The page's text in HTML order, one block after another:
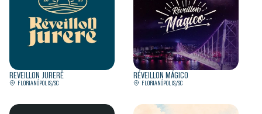
REVEILLON JURERÊ
FLORIANÓPOLIS/SC
RÉVEILLON MÁGICO
FLORIANÓPOLIS/SC